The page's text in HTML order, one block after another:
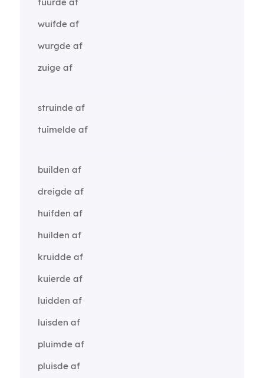
wuifde af
wurgde af
zuige af
struinde af
tuimelde af
builden af
dreigde af
huifden af
huilden af
kruidde af
kuierde af
luidden af
luisden af
pluimde af
pluisde af